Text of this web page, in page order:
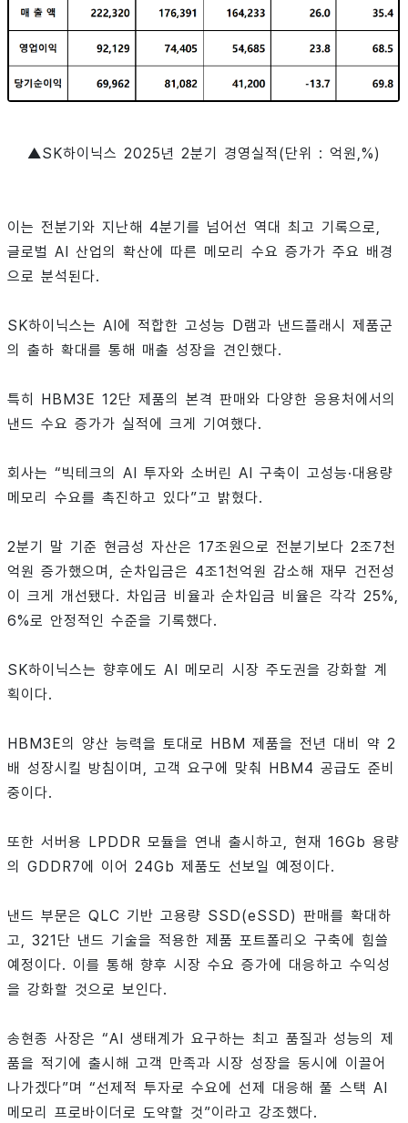
▲SK하이닉스 2025년 2분기 경영실적(단위 : 억원,%)
이는 전분기와 지난해 4분기를 넘어선 역대 최고 기록으로,
글로벌 AI 산업의 확산에 따른 메모리 수요 증가가 주요 배경
으로 분석된다.
SK하이닉스는 AI에 적합한 고성능 D램과 낸드플래시 제품군
의 출하 확대를 통해 매출 성장을 견인했다.
특히 HBM3E 12단 제품의 본격 판매와 다양한 응용처에서의
낸드 수요 증가가 실적에 크게 기여했다.
회사는 “빅테크의 AI 투자와 소버린 AI 구축이 고성능·대용량
메모리 수요를 촉진하고 있다”고 밝혔다.
2분기 말 기준 현금성 자산은 17조원으로 전분기보다 2조7천
억원 증가했으며, 순차입금은 4조1천억원 감소해 재무 건전성
이 크게 개선됐다. 차입금 비율과 순차입금 비율은 각각 25%,
6%로 안정적인 수준을 기록했다.
SK하이닉스는 향후에도 AI 메모리 시장 주도권을 강화할 계
획이다.
HBM3E의 양산 능력을 토대로 HBM 제품을 전년 대비 약 2
배 성장시킬 방침이며, 고객 요구에 맞춰 HBM4 공급도 준비
중이다.
또한 서버용 LPDDR 모듈을 연내 출시하고, 현재 16Gb 용량
의 GDDR7에 이어 24Gb 제품도 선보일 예정이다.
낸드 부문은 QLC 기반 고용량 SSD(eSSD) 판매를 확대하
고, 321단 낸드 기술을 적용한 제품 포트폴리오 구축에 힘쓸
예정이다. 이를 통해 향후 시장 수요 증가에 대응하고 수익성
을 강화할 것으로 보인다.
송현종 사장은 “AI 생태계가 요구하는 최고 품질과 성능의 제
품을 적기에 출시해 고객 만족과 시장 성장을 동시에 이끌어
나가겠다”며 “선제적 투자로 수요에 선제 대응해 풀 스택 AI
메모리 프로바이더로 도약할 것”이라고 강조했다.